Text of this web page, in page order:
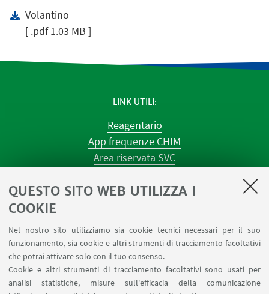
QUESTO SITO WEB UTILIZZA I
COOKIE
Nel nostro sito utilizziamo sia cookie tecnici necessari per il suo
funzionamento, sia cookie e altri strumenti di tracciamento facoltativi
che potrai attivare solo con il tuo consenso.
Cookie e altri strumenti di tracciamento facoltativi sono usati per
analisi statistiche, misure sull'efficacia della comunicazione
Volantino
[ .pdf 1.03 MB ]
LINK UTILI
Reagentario
App frequenze CHIM
Area riservata SVC
Prenotazione spazi e Riunioni
Dismissione beni
Segnala un evento
SEGUI IL DIPARTIMENTO SU: